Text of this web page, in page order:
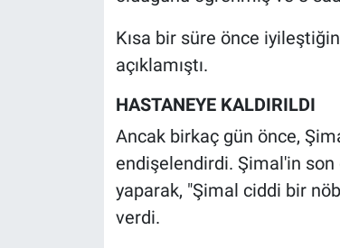
Kısa bir süre önce
açıklamıştı.
HASTANEYE KALDIRILDI
Ancak birkaç gün önce,
endişelendirdi. Şimal'in son
yaparak, "Şimal ciddi bir
verdi.
Koronavirüs
Kültür Sanat
Ne demişti